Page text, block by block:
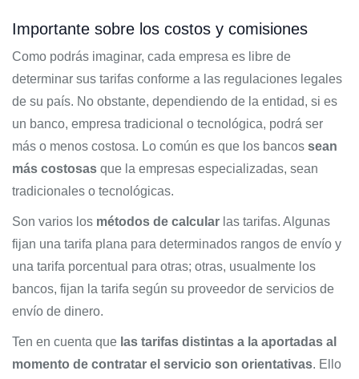
Importante sobre los costos y comisiones
Como podrás imaginar, cada empresa es libre de
determinar sus tarifas conforme a las regulaciones legales
de su país. No obstante, dependiendo de la entidad, si es
un banco, empresa tradicional o tecnológica, podrá ser
más o menos costosa. Lo común es que los bancos sean
más costosas que la empresas especializadas, sean
tradicionales o tecnológicas.
Son varios los métodos de calcular las tarifas. Algunas
fijan una tarifa plana para determinados rangos de envío y
una tarifa porcentual para otras; otras, usualmente los
bancos, fijan la tarifa según su proveedor de servicios de
envío de dinero.
Ten en cuenta que las tarifas distintas a la aportadas al
momento de contratar el servicio son orientativas. Ello